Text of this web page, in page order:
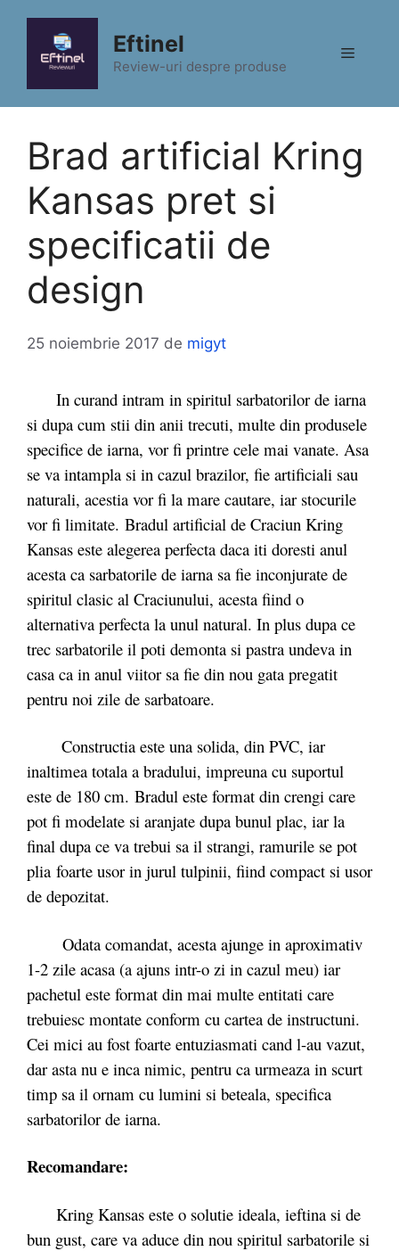
conținut
Eftinel
Review-uri despre produse
Meniu
Brad artificial Kring
Kansas pret si
specificatii de
design
25 noiembrie 2017 de migyt
In curand intram in spiritul sarbatorilor de iarna
si dupa cum stii din anii trecuti, multe din produsele
specifice de iarna, vor fi printre cele mai vanate. Asa
se va intampla si in cazul brazilor, fie artificiali sau
naturali, acestia vor fi la mare cautare, iar stocurile
vor fi limitate. Bradul artificial de Craciun Kring
Kansas este alegerea perfecta daca iti doresti anul
acesta ca sarbatorile de iarna sa fie inconjurate de
spiritul clasic al Craciunului, acesta fiind o
alternativa perfecta la unul natural. In plus dupa ce
trec sarbatorile il poti demonta si pastra undeva in
casa ca in anul viitor sa fie din nou gata pregatit
pentru noi zile de sarbatoare.
Constructia este una solida, din PVC, iar
inaltimea totala a bradului, impreuna cu suportul
este de 180 cm. Bradul este format din crengi care
pot fi modelate si aranjate dupa bunul plac, iar la
final dupa ce va trebui sa il strangi, ramurile se pot
plia foarte usor in jurul tulpinii, fiind compact si usor
de depozitat.
Odata comandat, acesta ajunge in aproximativ
1-2 zile acasa (a ajuns intr-o zi in cazul meu) iar
pachetul este format din mai multe entitati care
trebuiesc montate conform cu cartea de instructuni.
Cei mici au fost foarte entuziasmati cand l-au vazut,
dar asta nu e inca nimic, pentru ca urmeaza in scurt
timp sa il ornam cu lumini si beteala, specifica
sarbatorilor de iarna.
Recomandare:
Kring Kansas este o solutie ideala, ieftina si de
bun gust, care va aduce din nou spiritul sarbatorile si